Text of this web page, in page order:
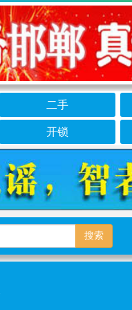
二手
开锁
搜索